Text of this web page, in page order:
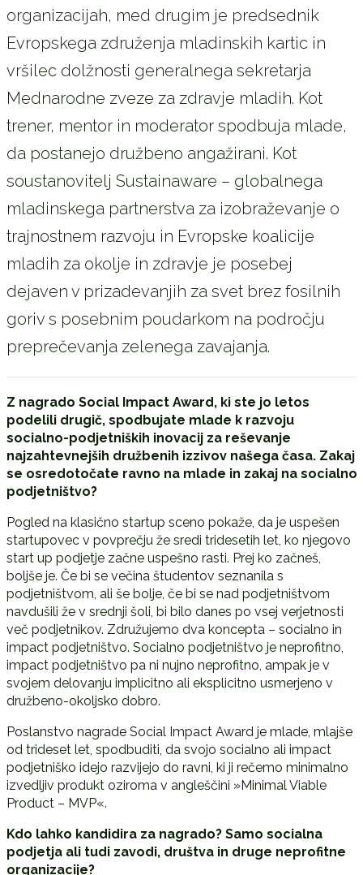
organizacijah, med drugim je predsednik
Evropskega združenja mladinskih kartic in
vršilec dolžnosti generalnega sekretarja
Mednarodne zveze za zdravje mladih. Kot
trener, mentor in moderator spodbuja mlade,
da postanejo družbeno angažirani. Kot
soustanovitelj Sustainaware – globalnega
mladinskega partnerstva za izobraževanje o
trajnostnem razvoju in Evropske koalicije
mladih za okolje in zdravje je posebej
dejaven v prizadevanjih za svet brez fosilnih
goriv s posebnim poudarkom na področju
preprečevanja zelenega zavajanja.
Z nagrado Social Impact Award, ki ste jo letos
podelili drugič, spodbujate mlade k razvoju
socialno-podjetniških inovacij za reševanje
najzahtevnejših družbenih izzivov našega časa. Zakaj
se osredotočate ravno na mlade in zakaj na socialno
podjetništvo?
Pogled na klasično startup sceno pokaže, da je uspešen
startupovec v povprečju že sredi tridesetih let, ko njegovo
start up podjetje začne uspešno rasti. Prej ko začneš,
boljše je. Če bi se večina študentov seznanila s
podjetništvom, ali še bolje, če bi se nad podjetništvom
navdušili že v srednji šoli, bi bilo danes po vsej verjetnosti
več podjetnikov. Združujemo dva koncepta – socialno in
impact podjetništvo. Socialno podjetništvo je neprofitno,
impact podjetništvo pa ni nujno neprofitno, ampak je v
svojem delovanju implicitno ali eksplicitno usmerjeno v
družbeno-okoljsko dobro.
Poslanstvo nagrade Social Impact Award je mlade, mlajše
od trideset let, spodbuditi, da svojo socialno ali impact
podjetniško idejo razvijejo do ravni, ki ji rečemo minimalno
izvedljiv produkt oziroma v angleščini »Minimal Viable
Product – MVP«.
Kdo lahko kandidira za nagrado? Samo socialna
podjetja ali tudi zavodi, društva in druge neprofitne
organizacije?